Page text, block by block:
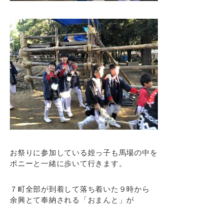
お祭りに参加している姪っ子も馬場の中を
ポニーと一緒に歩いて行きます。
７町全部が到着して落ち着いた９時から
余興とて奉納される「おまんと」が